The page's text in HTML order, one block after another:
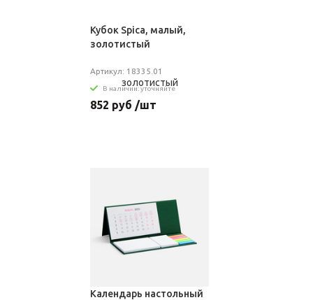
Кубок Spica, малый,
золотистый
Артикул: 18335.01
В наличии: уточняйте
852 руб /шт
Календарь настольный